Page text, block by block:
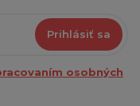
Prihlásiť sa
osobných